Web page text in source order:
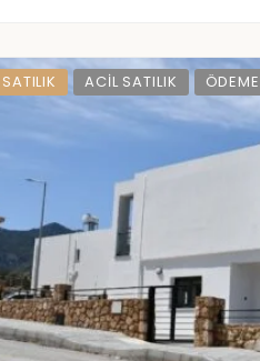
SATILIK ACIL SATILIK